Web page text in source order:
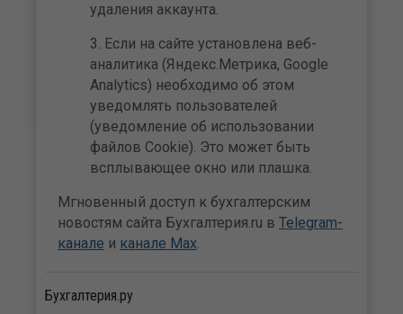
удаления аккаунта.
Если на сайте установлена веб-
аналитика (Яндекс.Метрика, Google
Analytics) необходимо об этом
уведомлять пользователей
(уведомление об использовании
файлов Cookie). Это может быть
всплывающее окно или плашка.
Мгновенный доступ к бухгалтерским
новостям сайта Бухгалтерия.ru в Telegram-
канале и канале Max.
Бухгалтерия.ру